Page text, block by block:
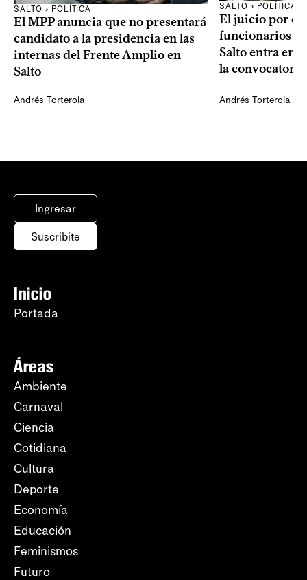
SALTO › POLÍTICA
El MPP anuncia que no presentará
candidato a la presidencia en las
internas del Frente Amplio en
Salto
Andrés Torterola
SALTO › POLÍTICA
El juicio por el
funcionarios
Salto entra en
la convocatoria
Andrés Torterola
Ingresar
Suscribite
Inicio
Portada
Áreas
Ambiente
Carnaval
Ciencia
Cotidiana
Cultura
Deporte
Economía
Educación
Feminismos
Futuro